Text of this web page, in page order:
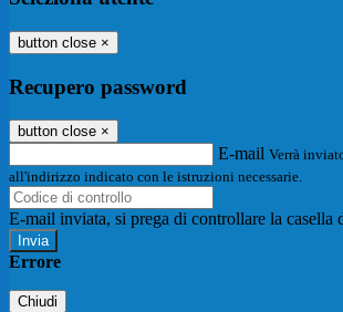
button close ×
Recupero password
button close ×
E-mail Verrà
all'indirizzo indicato con le istruzioni necessarie.
E-mail inviata, si prega di controllare la casella
Errore
Chiudi